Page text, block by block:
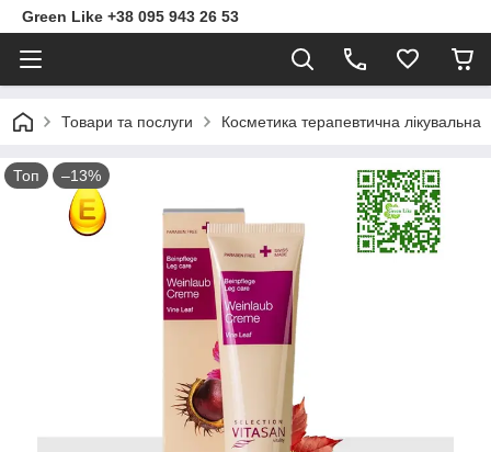
Green Like +38 095 943 26 53
Товари та послуги Косметика терапевтична лікувальна
Топ –13%